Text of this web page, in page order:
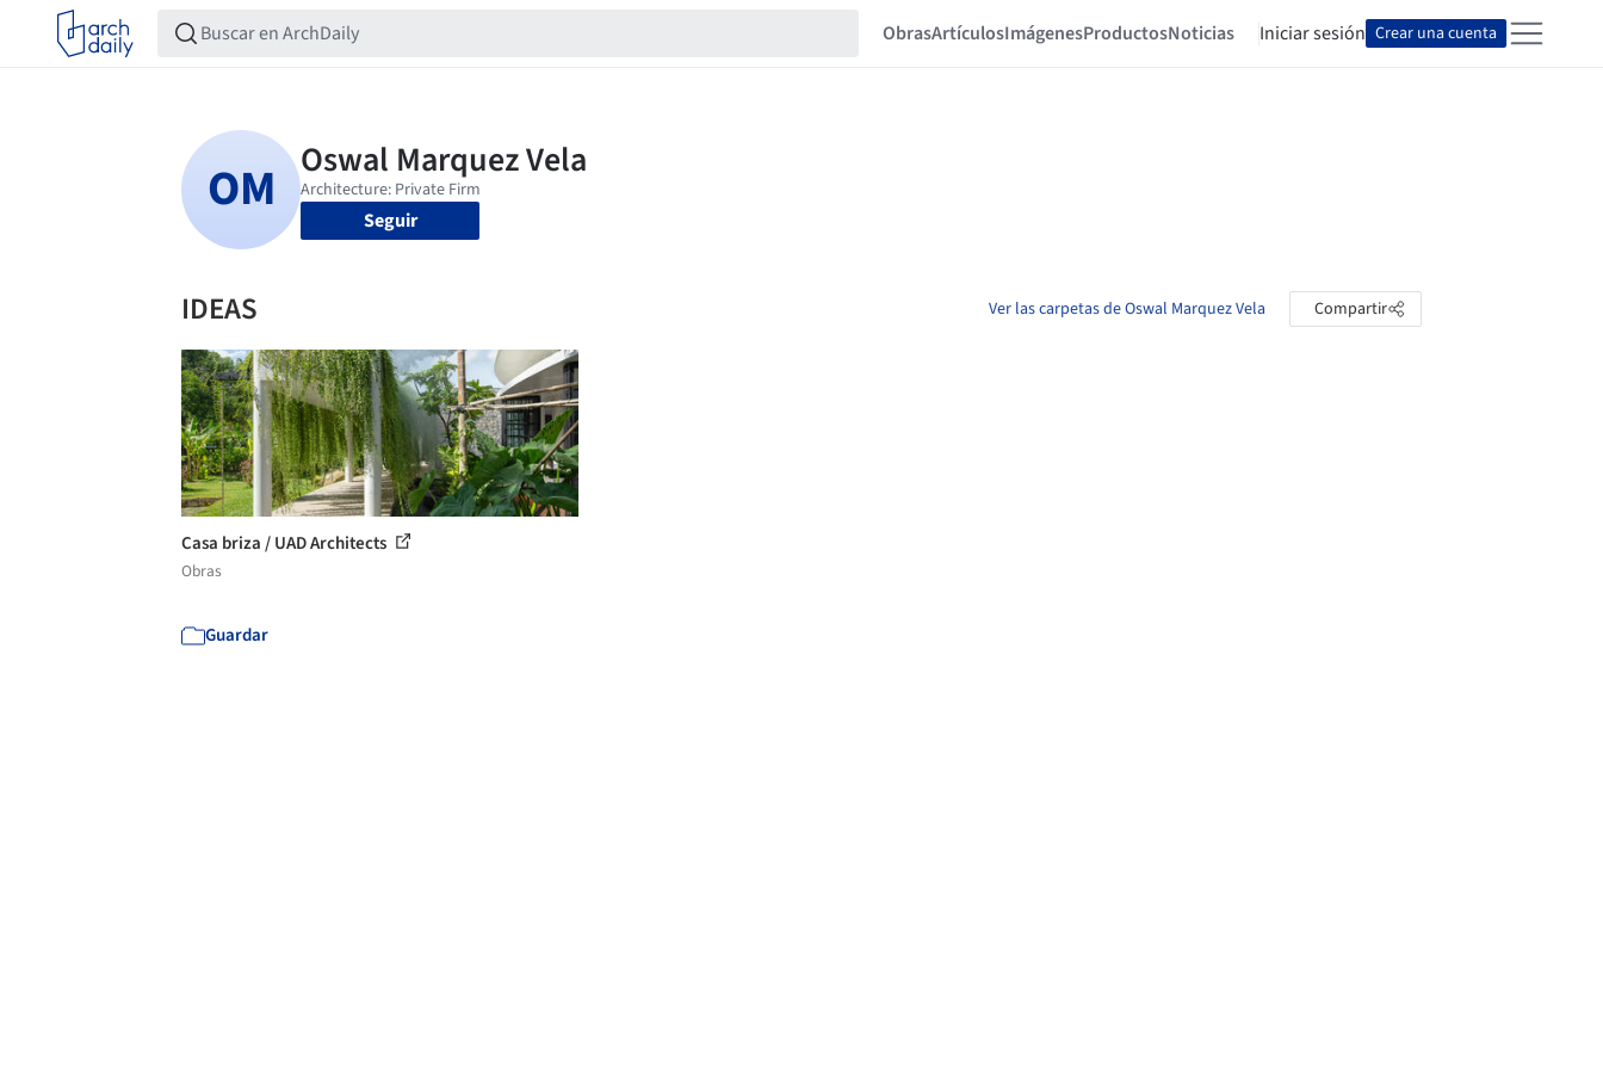
ObrasArtículosImágenesProductosNoticias Iniciar sesión Crear una cuenta
Seguir
IDEAS Ver las carpetas de Oswal Marquez Vela Compartir
Casa briza / UAD Architects
Obras
Guardar